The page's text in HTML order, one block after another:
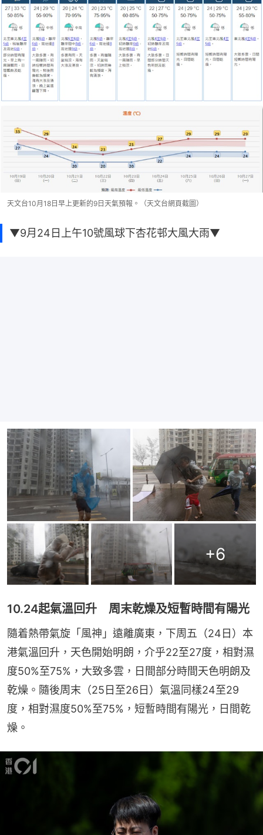
天文台10月18日早上更新的9日天氣預報。（天文台網頁截圖）
▼9月24日上午10號風球下杏花邨大風大雨▼
+6
10.24起氣溫回升 周末乾燥及短暫時間有陽光
隨着熱帶氣旋「風神」遠離廣東，下周五（24日）本
港氣溫回升，天色開始明朗，介乎22至27度，相對濕
度50%至75%，大致多雲，日間部分時間天色明朗及
乾燥。隨後周末（25日至26日）氣溫同樣24至29
度，相對濕度50%至75%，短暫時間有陽光，日間乾
燥。